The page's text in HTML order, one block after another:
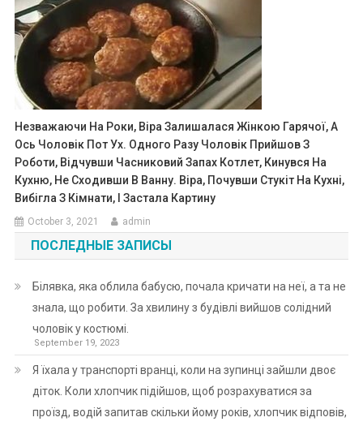
Незважаючи На Роки, Віра Залишалася Жінкою Гарячої, А
Ось Чоловік Пот Ух. Одного Разу Чоловік Прийшов З
Роботи, Відчувши Часниковий Запах Котлет, Кинувся На
Кухню, Не Сходивши В Ванну. Віра, Почувши Стукіт На Кухні,
Вибігла З Кімнати, І Застала Картину
October 3, 2021 admin
ПОСЛЕДНЫЕ ЗАПИСЫ
Білявка, яка облила бабусю, почала кричати на неї, а та не
знала, що робити. За хвилину з будівлі вийшов солідний
чоловік у костюмі.
September 19, 2023
Я їхала у транспорті вранці, коли на зупинці зайшли двоє
діток. Коли хлопчик підійшов, щоб розрахуватися за
проїзд, водій запитав скільки йому років, хлопчик відповів,